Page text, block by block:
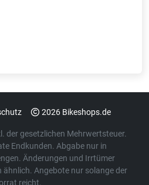
2026 Bikeshops.de
der gesetzlichen Mehrwertsteuer.
Endkunden. Abgabe nur in
Änderungen und Irrtümer
Angebote nur solange der
reicht.